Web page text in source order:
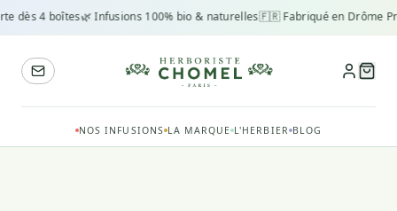
dès 4 boîtes🌿 Infusions 100% bio & naturelles🇫🇷 Fabriqué en Drôme
NOS INFUSIONS LA MARQUE L'HERBIER BLOG